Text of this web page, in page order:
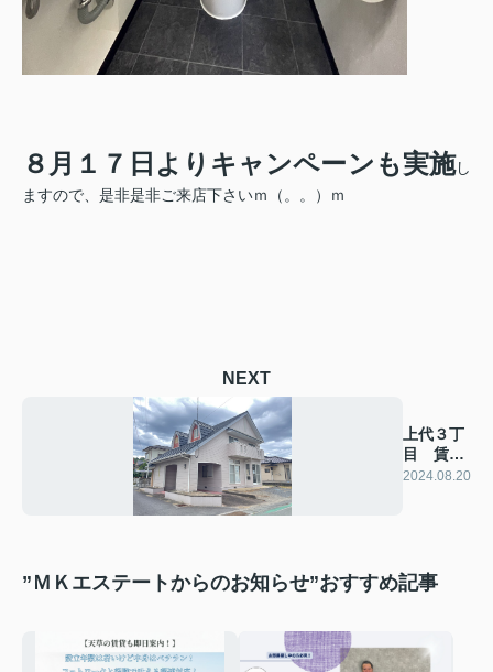
８月１７日よりキャンペーンも実施し
ますので、是非是非ご来店下さいｍ（。。）ｍ
NEXT
上代３丁
目 賃貸
戸建
2024.08.20
”ＭＫエステートからのお知らせ”おすすめ記事